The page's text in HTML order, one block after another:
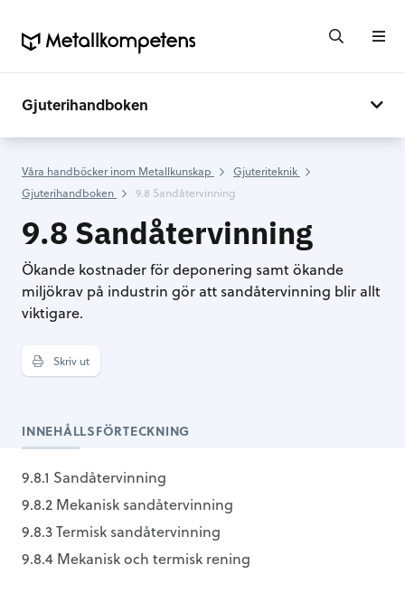
Gjuterihandboken
Våra handböcker inom Metallkunskap
Gjuteriteknik
Gjuterihandboken
9.8 Sandåtervinning
9.8 Sandåtervinning
Ökande kostnader för deponering samt ökande
miljökrav på industrin gör att sandåtervinning blir allt
viktigare.
Skriv ut
INNEHÅLLSFÖRTECKNING
9.8.1 Sandåtervinning
9.8.2 Mekanisk sandåtervinning
9.8.3 Termisk sandåtervinning
9.8.4 Mekanisk och termisk rening